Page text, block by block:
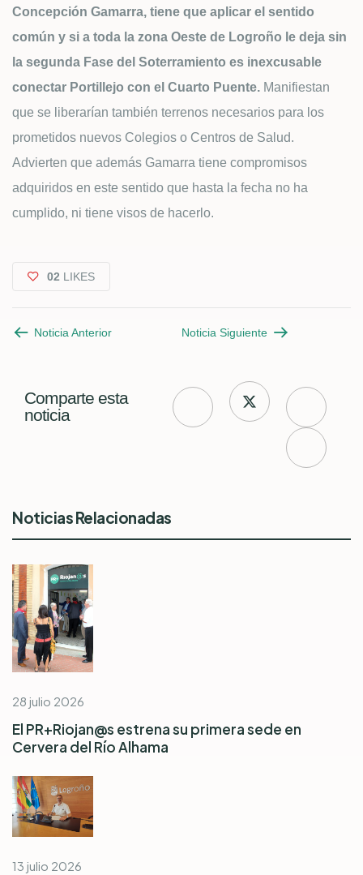
Concepción Gamarra, tiene que aplicar el sentido
común y si a toda la zona Oeste de Logroño le deja sin
la segunda Fase del Soterramiento es inexcusable
conectar Portillejo con el Cuarto Puente. Manifiestan
que se liberarían también terrenos necesarios para los
prometidos nuevos Colegios o Centros de Salud.
Advierten que además Gamarra tiene compromisos
adquiridos en este sentido que hasta la fecha no ha
cumplido, ni tiene visos de hacerlo.
02 LIKES
Noticia Anterior Noticia Siguiente
Comparte esta
noticia
Noticias Relacionadas
28 julio 2026
El PR+Riojan@s estrena su primera sede en
Cervera del Río Alhama
13 julio 2026